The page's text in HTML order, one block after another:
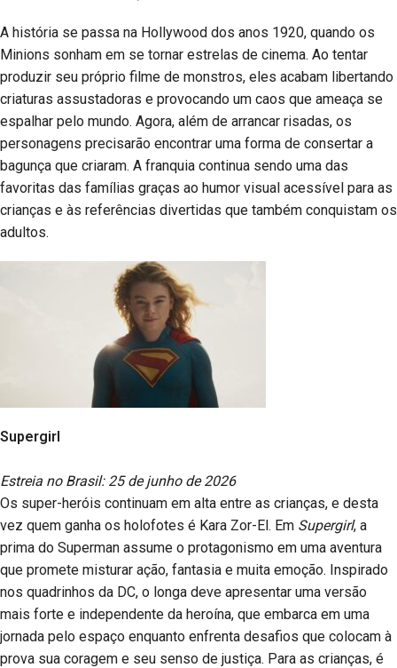
A história se passa na Hollywood dos anos 1920, quando os
Minions sonham em se tornar estrelas de cinema. Ao tentar
produzir seu próprio filme de monstros, eles acabam libertando
criaturas assustadoras e provocando um caos que ameaça se
espalhar pelo mundo. Agora, além de arrancar risadas, os
personagens precisarão encontrar uma forma de consertar a
bagunça que criaram. A franquia continua sendo uma das
favoritas das famílias graças ao humor visual acessível para as
crianças e às referências divertidas que também conquistam os
adultos.
Supergirl
Estreia no Brasil: 25 de junho de 2026
Os super-heróis continuam em alta entre as crianças, e desta
vez quem ganha os holofotes é Kara Zor-El. Em Supergirl, a
prima do Superman assume o protagonismo em uma aventura
que promete misturar ação, fantasia e muita emoção. Inspirado
nos quadrinhos da DC, o longa deve apresentar uma versão
mais forte e independente da heroína, que embarca em uma
jornada pelo espaço enquanto enfrenta desafios que colocam à
prova sua coragem e seu senso de justiça. Para as crianças, é